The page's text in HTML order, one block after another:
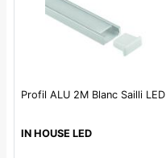
Profil ALU 2M Blanc Sailli LED
IN HOUSE LED